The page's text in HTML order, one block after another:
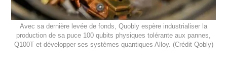
Avec sa dernière levée de fonds, Quobly espère industrialiser la
production de sa puce 100 qubits physiques tolérante aux pannes,
Q100T et développer ses systèmes quantiques Alloy. (Crédit Qobly)